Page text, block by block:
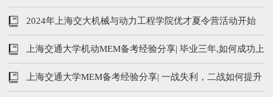
硕士）招生简章
2024年上海交大机械与动力工程学院优才夏令营活动开始
报名
上海交通大学机动MEM备考经验分享| 毕业三年,如何成功上
岸
上海交通大学MEM备考经验分享| 一战失利，二战如何提升